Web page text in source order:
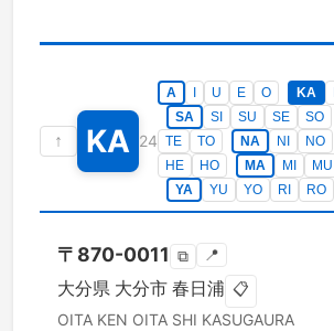
↑ KA 24
A U E O KA
SA
SI SU SE SO
TE
TO NA NI NO
HE
HO MA MI MU
YA
YU YO RI RO
〒 870-0011 ⧉ 📍
大分県 大分市 春日浦 📋
OITA KEN OITA SHI KASUGAURA